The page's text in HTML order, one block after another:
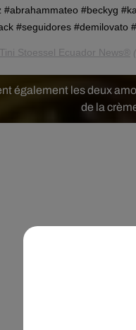
#beckyg
#seguidores #demilovato
Tini Stoessel Ecuador News®
également les deux
de la